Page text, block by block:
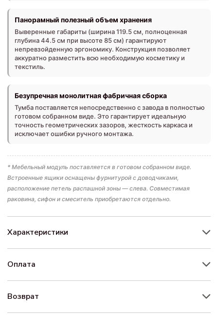
Панорамный полезный объем хранения
Выверенные габариты (ширина 119.5 см, полноценная
глубина 44.5 см при высоте 85 см) гарантируют
непревзойденную эргономику. Конструкция позволяет
аккуратно разместить всю необходимую косметику и
текстиль.
Безупречная монолитная фабричная сборка
Тумба поставляется непосредственно с завода в полностью
готовом собранном виде. Это гарантирует идеальную
точность геометрических зазоров, жесткость каркаса и
исключает ошибки ручного монтажа.
* Мебельный модуль поставляется в готовом собранном виде.
Встроенные ящики оснащены фурнитурой с доводчиками,
расположение петель распашной зоны — слева. Совместимая
раковина, сифон и смеситель приобретаются отдельно.
Характеристики
Оплата
Возврат